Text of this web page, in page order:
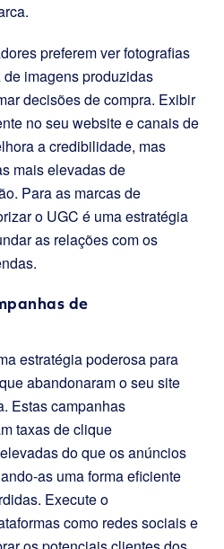
preferem ver fotografias
imagens produzidas
decisões de compra. Exibir
no seu website e canais de
a credibilidade, mas
mais elevadas de
Para as marcas de
o UGC é uma estratégia
as relações com os
de
estratégia poderosa para
abandonaram o seu site
Estas campanhas
taxas de clique
do que os anúncios
as uma forma eficiente
Execute o
como redes sociais e